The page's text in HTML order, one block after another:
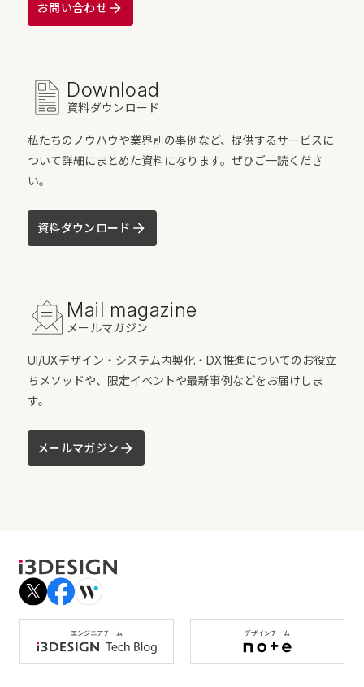
お問い合わせ
Download
資料ダウンロード
私たちのノウハウや業界別の事例など、提供するサービスに
ついて詳細にまとめた資料になります。ぜひご一読くださ
い。
資料ダウンロード
Mail magazine
メールマガジン
UI/UXデザイン・システム内製化・DX推進についてのお役立
ちメソッドや、限定イベントや最新事例などをお届けしま
す。
メールマガジン